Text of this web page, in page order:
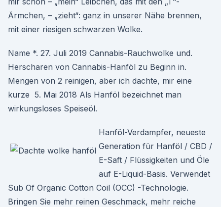
Ärmchen, – „zieht“: ganz in unserer Nähe brennen,
mit einer riesigen schwarzen Wolke.
Name *. 27. Juli 2019 Cannabis-Rauchwolke und.
Herscharen von Cannabis-Hanföl zu Beginn in.
Mengen von 2 reinigen, aber ich dachte, mir eine
kurze 5. Mai 2018 Als Hanföl bezeichnet man
wirkungsloses Speiseöl.
Hanföl-Verdampfer, neueste
Generation für Hanföl / CBD /
E-Saft / Flüssigkeiten und Öle
auf E-Liquid-Basis. Verwendet
Sub Of Organic Cotton Coil (OCC) -Technologie.
Bringen Sie mehr reinen Geschmack, mehr reiche